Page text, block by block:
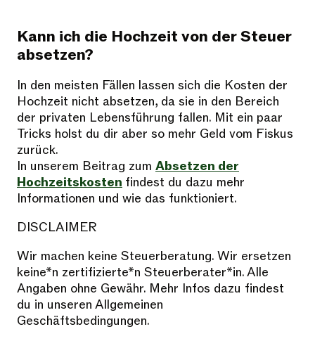
Kann ich die Hochzeit von der Steuer
absetzen?
In den meisten Fällen lassen sich die Kosten der
Hochzeit nicht absetzen, da sie in den Bereich
der privaten Lebensführung fallen. Mit ein paar
Tricks holst du dir aber so mehr Geld vom Fiskus
zurück.
In unserem Beitrag zum Absetzen der
Hochzeitskosten findest du dazu mehr
Informationen und wie das funktioniert.
DISCLAIMER
Wir machen keine Steuerberatung. Wir ersetzen
keine*n zertifizierte*n Steuerberater*in. Alle
Angaben ohne Gewähr. Mehr Infos dazu findest
du in unseren Allgemeinen
Geschäftsbedingungen.